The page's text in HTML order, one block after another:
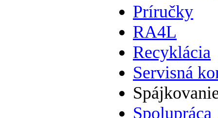
Príručky
RA4L
Recyklácia
Servisná
Spolupráca